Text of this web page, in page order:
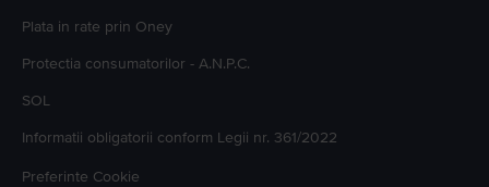
Plata in rate prin Oney
Protectia consumatorilor - A.N.P.C.
SOL
Informatii obligatorii conform Legii nr. 361/2022
Preferinte Cookie